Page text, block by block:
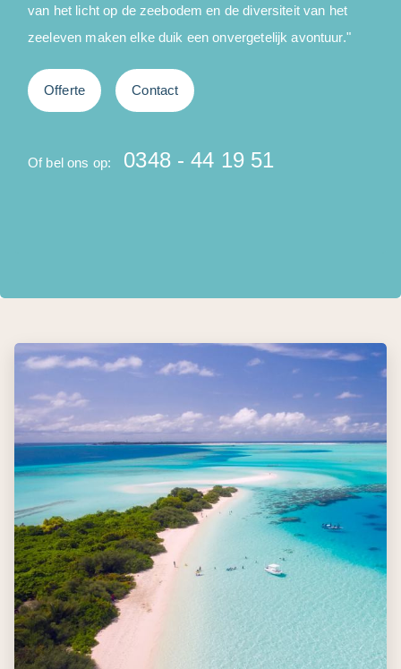
van het licht op de zeebodem en de diversiteit van het
zeeleven maken elke duik een onvergetelijk avontuur."
Offerte Contact
Of bel ons op: 0348 - 44 19 51